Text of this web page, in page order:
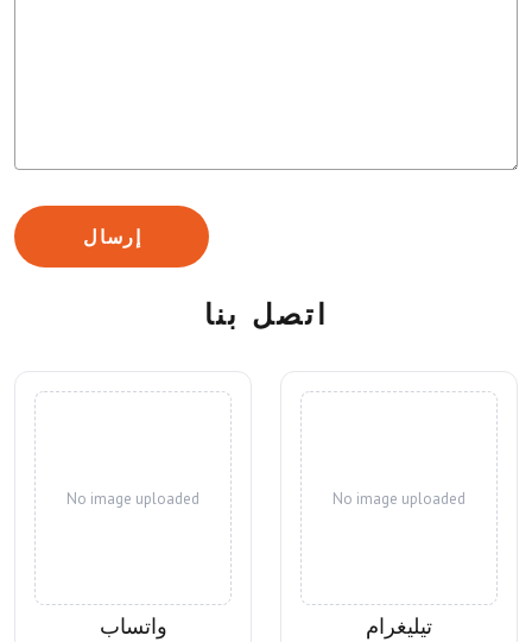
إرسال
اتصل بنا
No image uploaded
واتساب
No image uploaded
تيليغرام